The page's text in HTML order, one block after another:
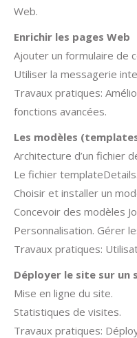
Web.
Enrichir les pages Web
Ajouter un formulaire de
Utiliser la messagerie
Travaux pratiques:
fonctions avancées.
Les modèles
Architecture d’un fichier
Le fichier
Choisir et installer un
Concevoir des modèles
Personnalisation. Gérer
Travaux pratiques:
Déployer le site sur un
Mise en ligne du site.
Statistiques de visites.
Travaux pratiques: